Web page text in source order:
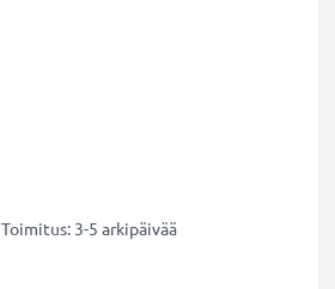
Toimitus: 3-5 arkipäivää